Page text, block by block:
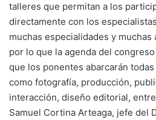
talleres que permitan a los
directamente con los
muchas especialidades y
por lo que la agenda del
que los ponentes abarcarán
como fotografía, producción,
interacción, diseño editorial,
Samuel Cortina Arteaga, jefe del